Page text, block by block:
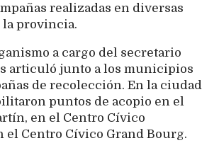
realizadas en diversas
la provincia.
a cargo del secretario
articuló junto a los municipios
de recolección. En la ciudad
puntos de acopio en el
en el Centro Cívico
el Centro Cívico Grand Bourg.